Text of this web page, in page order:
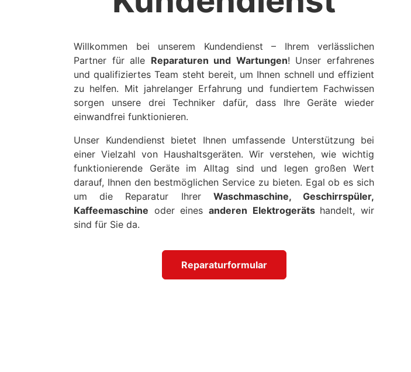
Willkommen bei unserem Kundendienst – Ihrem verlässlichen
Partner für alle Reparaturen und Wartungen! Unser erfahrenes
und qualifiziertes Team steht bereit, um Ihnen schnell und effizient
zu helfen. Mit jahrelanger Erfahrung und fundiertem Fachwissen
sorgen unsere drei Techniker dafür, dass Ihre Geräte wieder
einwandfrei funktionieren.
Unser Kundendienst bietet Ihnen umfassende Unterstützung bei
einer Vielzahl von Haushaltsgeräten. Wir verstehen, wie wichtig
funktionierende Geräte im Alltag sind und legen großen Wert
darauf, Ihnen den bestmöglichen Service zu bieten. Egal ob es sich
um die Reparatur Ihrer Waschmaschine, Geschirrspüler,
Kaffeemaschine oder eines anderen Elektrogeräts handelt, wir
sind für Sie da.
Reparaturformular